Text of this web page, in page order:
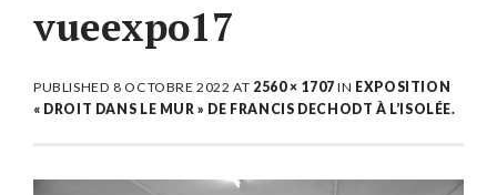
vueexpo17
PUBLISHED8 OCTOBRE 2022 AT 2560 × 1707 IN EXPOSITION
« DROIT DANS LE MUR » DE FRANCIS DECHODT À L’ISOLÉE.